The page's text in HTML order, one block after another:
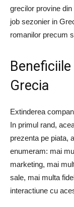
grecilor provine
job sezonier in
romanilor precum
Grecia
Extinderea
In primul rand,
prezenta pe piata,
enumeram: mai
marketing, mai
sale, mai multa
interactiune cu